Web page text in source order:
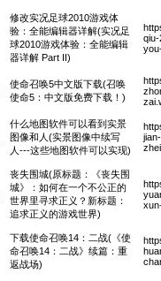
修改实况足球2010游戏体
验：全能编辑器详解(实况足
球2010游戏体验：全能编辑
器详解 Part II)
使命召唤5中文版下载(召唤
使命5：中文版免费下载！)
什么地图软件可以看到实景
图像和人(实景图像中续写
人---这些地图软件可以实现)
丧失围城(原标题：《丧失围
城》：如何在一个不公正的
世界里寻求正义？新标题：
追求正义的游戏世界)
下载使命召唤14：二战(《使
命召唤14：二战》续篇：重
返战场)